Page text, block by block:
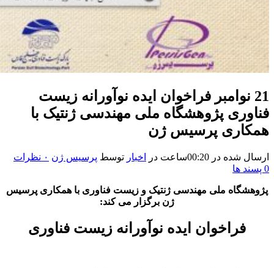
21 نوامبر
فراخوان ایده نوآورانه زیست
فناوری پژوهشگاه ملی مهندسی ژنتیک با
همکاری پرسیس ژن
ارسال شده در 00:20ساعت در اخبار توسط پرسیس ژن ۰ نظرات
0 پسند ها
پژوهشگاه ملی مهندسی ژنتیک و زیست فناوری با همکاری پرسیس
ژن برگزار می کند:
فراخوان ایده نوآورانه زیست فناوری